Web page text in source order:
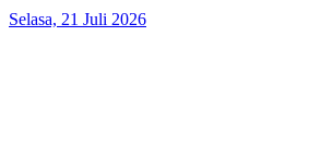
Selasa, 21 Juli 2026